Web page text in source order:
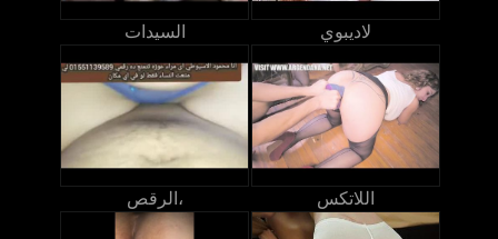
السيدات لاديبوي
الرقص، اللاتكس